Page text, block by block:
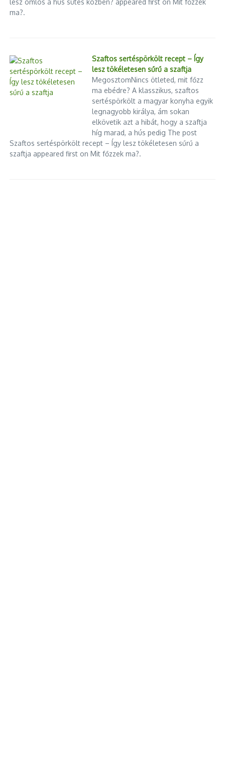
ma?.
Szaftos sertéspörkölt recept – Így
lesz tökéletesen sűrű a szaftja
MegosztomNincs ötleted, mit főzz
ma ebédre? A klasszikus, szaftos
sertéspörkölt a magyar konyha egyik
legnagyobb királya, ám sokan
elkövetik azt a hibát, hogy a szaftja
híg marad, a hús pedig The post
Szaftos sertéspörkölt recept – Így lesz tökéletesen sűrű a
szaftja appeared first on Mit főzzek ma?.